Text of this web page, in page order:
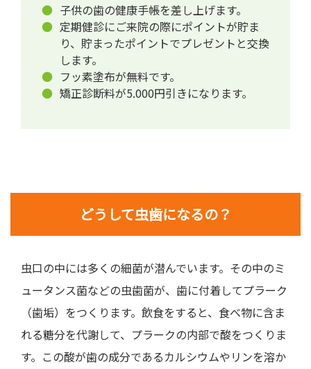
子供の歯の健康手帳を差し上げます。
定期健診にご来院の際にポイントが貯ま
り、貯まったポイントでプレゼントと交換
します。
フッ素塗布が無料です。
矯正診断料が5.000円引きになります。
どうして虫歯になるの？
虫口の中には多くの細菌が潜んでいます。その中のミ
ュータンス菌などの虫歯菌が、歯に付着してプラーク
（歯垢）をつくります。飲食をすると、食べ物に含ま
れる糖分を代謝して、プラークの内部で酸をつくりま
す。この酸が歯の成分であるカルシウムやリンを溶か